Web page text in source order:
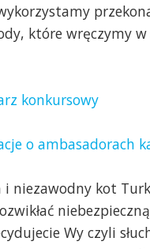
które wręczymy
konkursowy
o ambasadorach
i niezawodny kot
Wy czyli